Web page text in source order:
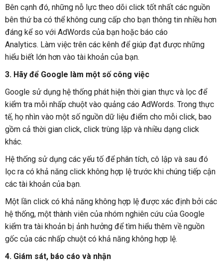
Bên cạnh đó, những nỗ lực theo dõi click tốt nhất các nguồn
bên thứ ba có thể không cung cấp cho bạn thông tin nhiều hơn
đáng kể so với AdWords của bạn hoặc báo cáo
Analytics. Làm việc trên các kênh để giúp đạt được những
hiểu biết lớn hơn vào tài khoản của bạn.
3. Hãy để Google làm một số công việc
Google sử dụng hệ thống phát hiện thời gian thực và lọc để
kiểm tra mỗi nhấp chuột vào quảng cáo AdWords. Trong thực
tế, họ nhìn vào một số nguồn dữ liệu điểm cho mỗi click, bao
gồm cả thời gian click, click trùng lặp và nhiều dạng click
khác.
Hệ thống sử dụng các yếu tố để phân tích, cô lập và sau đó
lọc ra có khả năng click không hợp lệ trước khi chúng tiếp cận
các tài khoản của bạn.
Một lần click có khả năng không hợp lệ được xác định bởi các
hệ thống, một thành viên của nhóm nghiên cứu của Google
kiểm tra tài khoản bị ảnh hưởng để tìm hiểu thêm về nguồn
gốc của các nhấp chuột có khả năng không hợp lệ.
4. Giám sát, báo cáo và nhận